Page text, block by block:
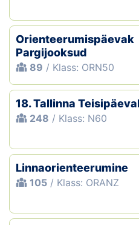
Orienteerumispäevak
Pargijooksud
89 / Klass: ORN50
18. Tallinna
248 / Klass: N60
Linnaorienteerumine
105 / Klass: ORANZ